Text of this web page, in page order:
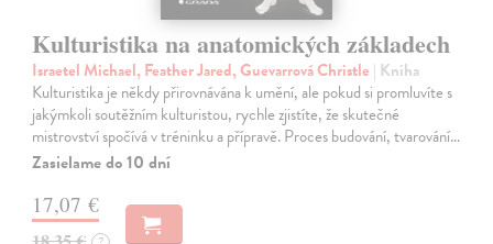
Kulturistika na anatomických základech
Israetel Michael, Feather Jared, Guevarrová Christle | Kniha
Kulturistika je někdy přirovnávána k umění, ale pokud si promluvíte s
jakýmkoli soutěžním kulturistou, rychle zjistíte, že skutečné
mistrovství spočívá v tréninku a přípravě. Proces budování, tvarování…
Zasielame do 10 dní
17,07 €